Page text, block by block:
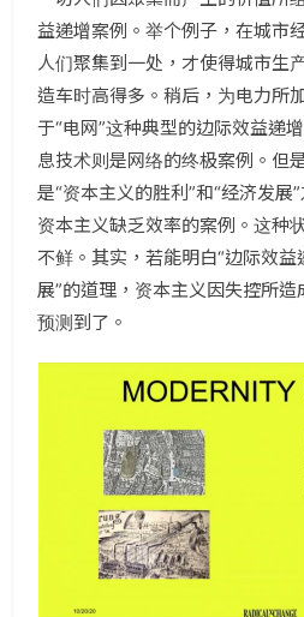
益递增案例。举个例子，在城市
人们聚集到一处，才使得城市生
造车时高得多。稍后，为电力所
于“电网”这种典型的边际效益递
息技术则是网络的终极案例。但
是“资本主义的胜利”和“经济发展
资本主义缺乏效率的案例。这种
不鲜。其实，若能明白“边际效
展”的道理，资本主义因失控所
预测到了。